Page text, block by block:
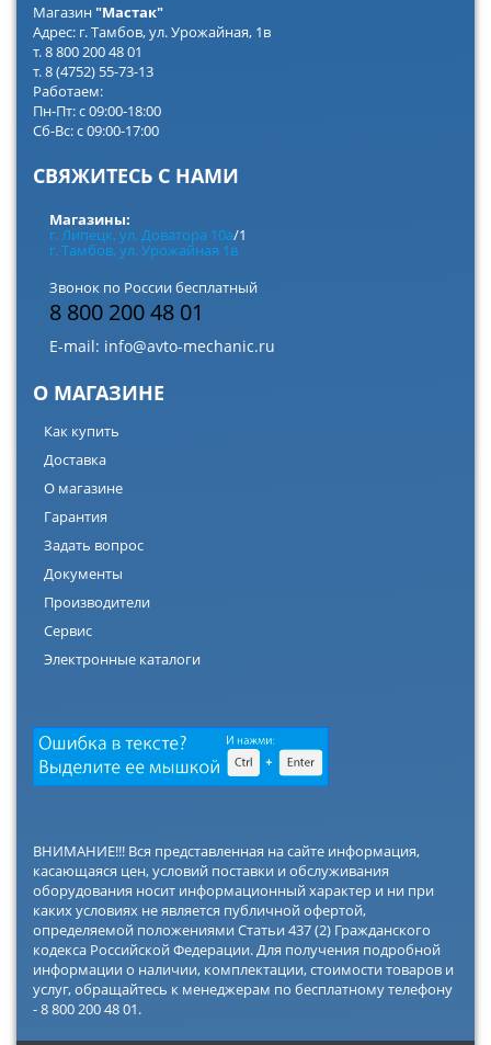
Магазин"Мастак"
Адрес: г. Тамбов, ул. Урожайная, 1в
т. 8 800 200 48 01
т. 8 (4752) 55-73-13
Работаем:
Пн-Пт: с 09:00-18:00
Сб-Вс: с 09:00-17:00
СВЯЖИТЕСЬ С НАМИ
Магазины:
г. Липецк, ул. Доватора 10а/1
г. Тамбов, ул. Урожайная 1в
Звонок по России бесплатный
8 800 200 48 01
E-mail: info@avto-mechanic.ru
О МАГАЗИНЕ
Как купить
Доставка
О магазине
Гарантия
Задать вопрос
Документы
Производители
Сервис
Электронные каталоги
ВНИМАНИЕ!!! Вся представленная на сайте информация,
касающаяся цен, условий поставки и обслуживания
оборудования носит информационный характер и ни при
каких условиях не является публичной офертой,
определяемой положениями Статьи 437 (2) Гражданского
кодекса Российской Федерации. Для получения подробной
информации о наличии, комплектации, стоимости товаров и
услуг, обращайтесь к менеджерам по бесплатному телефону
- 8 800 200 48 01.